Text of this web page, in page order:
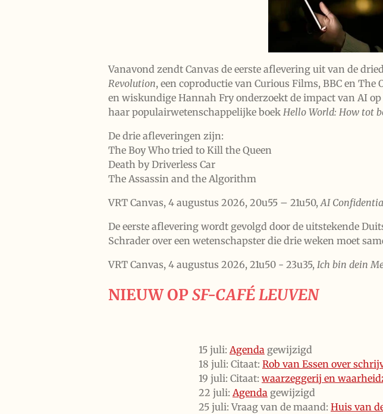
Vanavond zendt Canvas de eerste aflevering uit van de
Revolution, een coproductie van Curious Films, BBC en
en wiskundige Hannah Fry onderzoekt de impact van AI
haar populairwetenschappelijke boek Hello World: How tot
De drie afleveringen zijn:
The Boy Who tried to Kill the Queen
Death by Driverless Car
The Assassin and the Algorithm
VRT Canvas, 4 augustus 2026, 20u55 – 21u50,AI
De eerste aflevering wordt gevolgd door de uitstekende
Schrader over een wetenschapster die drie weken moet
VRT Canvas, 4 augustus 2026, 21u50 - 23u35, Ich bin dein
NIEUW OPSF-CAFÉ LEUVEN
15 juli: Agenda gewijzigd
18 juli: Citaat: Rob van Essen over
19 juli: Citaat: waarzeggerij en
22 juli: Agenda gewijzigd
25 juli: Vraag van de maand: Huis van